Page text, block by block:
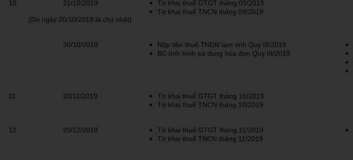
10 21/10/2019
(Do ngày 20/10/2019 là chủ nhật)
Tờ khai thuế GTGT tháng 09/2019
Tờ khai thuế TNCN tháng 09/2019
30/10/2019
Nộp tiền thuế TNDN tạm tính Quý III/2019
BC tình hình sử dụng hóa đơn Quý III/2019
11 20/11/2019
Tờ khai thuế GTGT tháng 10/2019
Tờ khai thuế TNCN tháng 10/2019
12 20/12/2019
Tờ khai thuế GTGT tháng 11/2019
Tờ khai thuế TNCN tháng 11/2019